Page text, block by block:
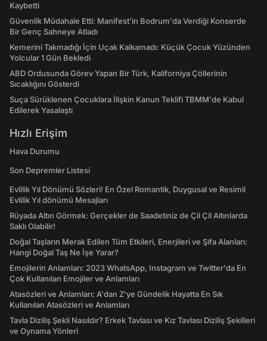
Kaybetti
Güvenlik Müdahale Etti: Manifest'in Bodrum'da Verdiği Konserde
Bir Genç Sahneye Atladı
Kemerini Takmadığı İçin Uçak Kalkamadı: Küçük Çocuk Yüzünden
Yolcular 1 Gün Bekledi
ABD Ordusunda Görev Yapan Bir Türk, Kaliforniya Çöllerinin
Sıcaklığını Gösterdi
Suça Sürüklenen Çocuklara İlişkin Kanun Teklifi TBMM'de Kabul
Edilerek Yasalaştı
Hızlı Erişim
Hava Durumu
Son Depremler Listesi
Evlilik Yıl Dönümü Sözleri! En Özel Romantik, Duygusal ve Resimli
Evlilik Yıl dönümü Mesajları
Rüyada Altın Görmek: Gerçekler de Saadetiniz de Çil Çil Altınlarda
Saklı Olabilir!
Doğal Taşların Merak Edilen Tüm Etkileri, Enerjileri ve Şifa Alanları:
Hangi Doğal Taş Ne İşe Yarar?
Emojilerin Anlamları: 2023 WhatsApp, Instagram ve Twitter'da En
Çok Kullanılan Emojiler ve Anlamları
Atasözleri ve Anlamları: A'dan Z'ye Gündelik Hayatta En Sık
Kullanılan Atasözleri ve Anlamları
Tavla Diziliş Şekli Nasıldır? Erkek Tavlası ve Kız Tavlası Diziliş Şekilleri
ve Oynama Yönleri